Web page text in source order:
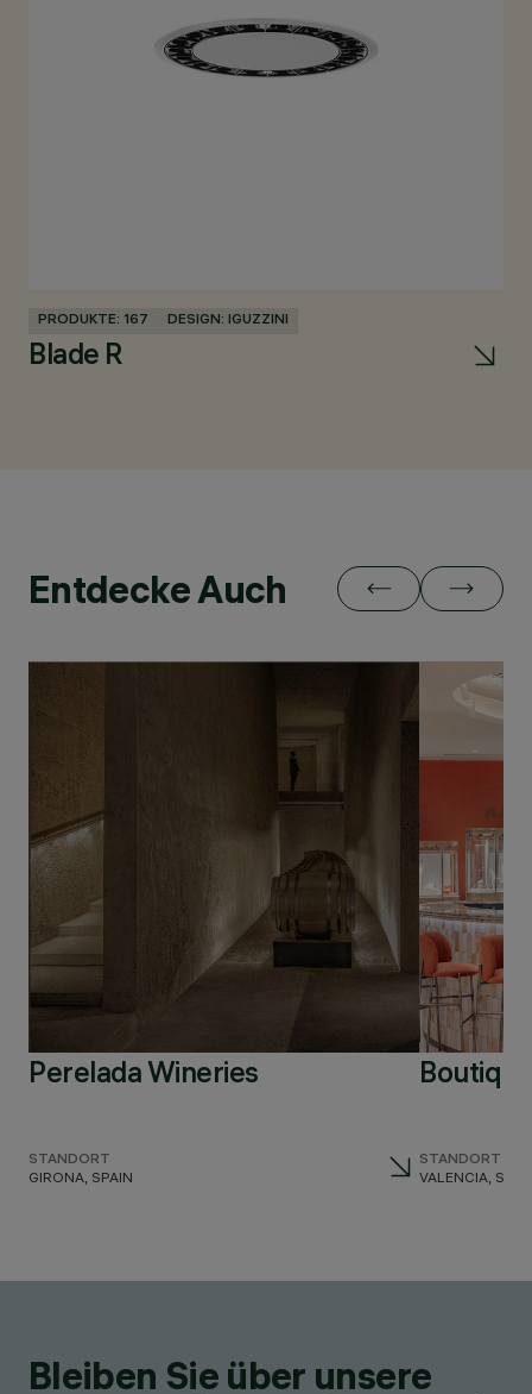
PRODUKTE: 167 DESIGN: IGUZZINI
Blade R
Entdecke Auch
Perelada Wineries
STANDORT
GIRONA, SPAIN
STANDORT
VALENCIA,
Bleiben Sie über unsere